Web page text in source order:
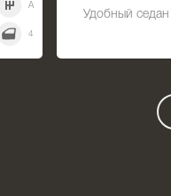
A
4
Удобный